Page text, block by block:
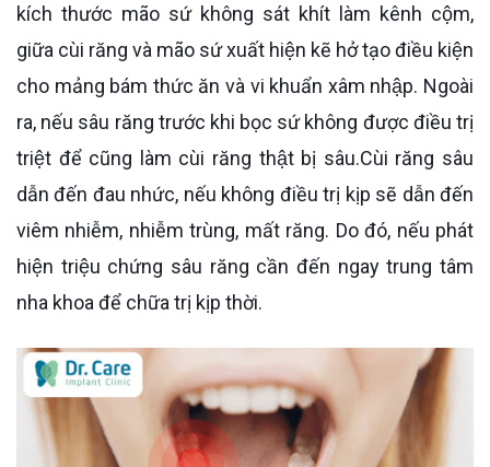
kích thước mão sứ không sát khít làm kênh cộm,
giữa cùi răng và mão sứ xuất hiện kẽ hở tạo điều kiện
cho mảng bám thức ăn và vi khuẩn xâm nhập. Ngoài
ra, nếu sâu răng trước khi bọc sứ không được điều trị
triệt để cũng làm cùi răng thật bị sâu.Cùi răng sâu
dẫn đến đau nhức, nếu không điều trị kịp sẽ dẫn đến
viêm nhiễm, nhiễm trùng, mất răng. Do đó, nếu phát
hiện triệu chứng sâu răng cần đến ngay trung tâm
nha khoa để chữa trị kịp thời.